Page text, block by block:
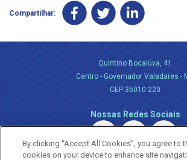
Compartilhar:
Quintino Bocaiúva, 41
Centro - Governador Valadares -
CEP 35010-220
Nossas Redes Sociais
By clicking “Accept All Cookies”, you agree to
cookies on your device to enhance site